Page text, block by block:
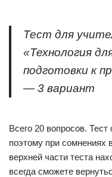
Тест для
«Технология
подготовки к
— 3 вариант
Всего 20 вопросов.
поэтому при сомнениях
верхней части теста
всегда сможете